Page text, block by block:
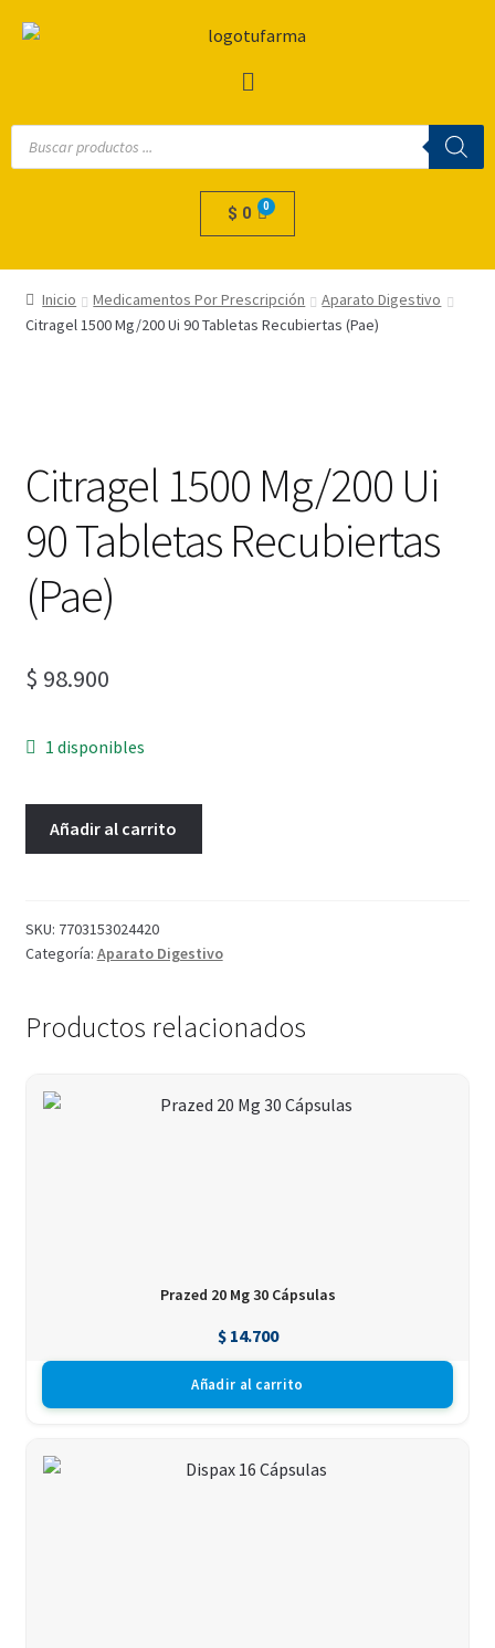
$ 0
Inicio Medicamentos Por Prescripción
Aparato Digestivo
Citragel 1500 Mg/200 Ui 90 Tabletas Recubiertas (Pae)
Citragel 1500 Mg/200 Ui
90 Tabletas Recubiertas
(Pae)
$ 98.900
1 disponibles
Añadir al carrito
SKU: 7703153024420
Categoría: Aparato Digestivo
Productos relacionados
Prazed 20 Mg 30 Cápsulas
$14.700
Añadir al carrito